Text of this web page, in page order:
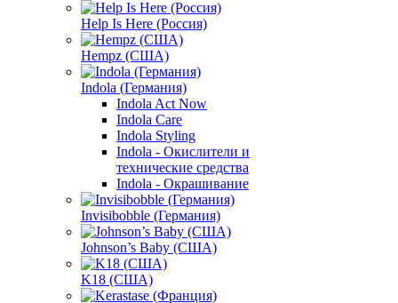
Help Is Here (Россия)
Hempz (США)
Indola (Германия)
Indola Act Now
Indola Care
Indola Styling
Indola - Окислители и
технические средства
Indola - Окрашивание
Invisibobble (Германия)
Johnson’s Baby (США)
K18 (США)